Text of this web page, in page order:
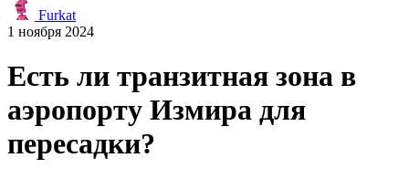
Furkat
1 ноября 2024
Есть ли транзитная зона в
аэропорту Измира для
пересадки?